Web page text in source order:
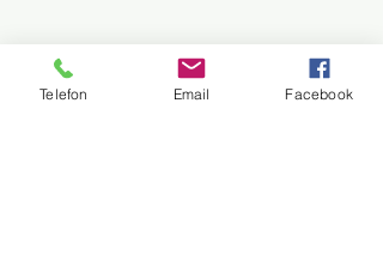
Telefon Email Facebook